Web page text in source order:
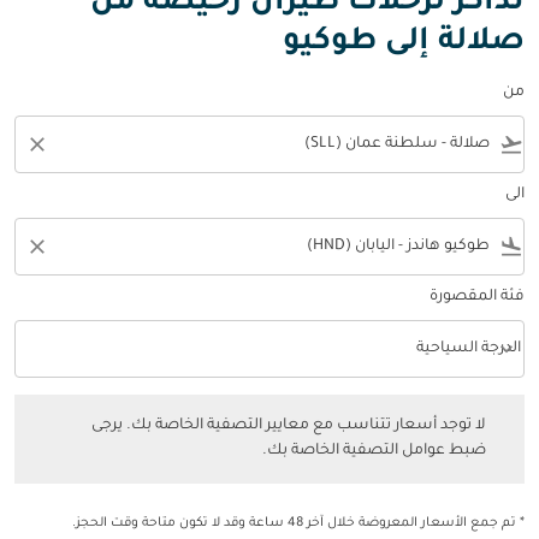
صلالة إلى طوكيو
من
flight_takeoff
close
الى
flight_land
close
فئة المقصورة
فئة المقصورة option الدرجة السياحية Selected
الدرجة السياحية
keyboard_arrow_down
لا توجد أسعار تتناسب مع معايير التصفية الخاصة بك. يرجى
ضبط عوامل التصفية الخاصة بك.
* تم جمع الأسعار المعروضة خلال آخر 48 ساعة وقد لا تكون متاحة وقت الحجز.